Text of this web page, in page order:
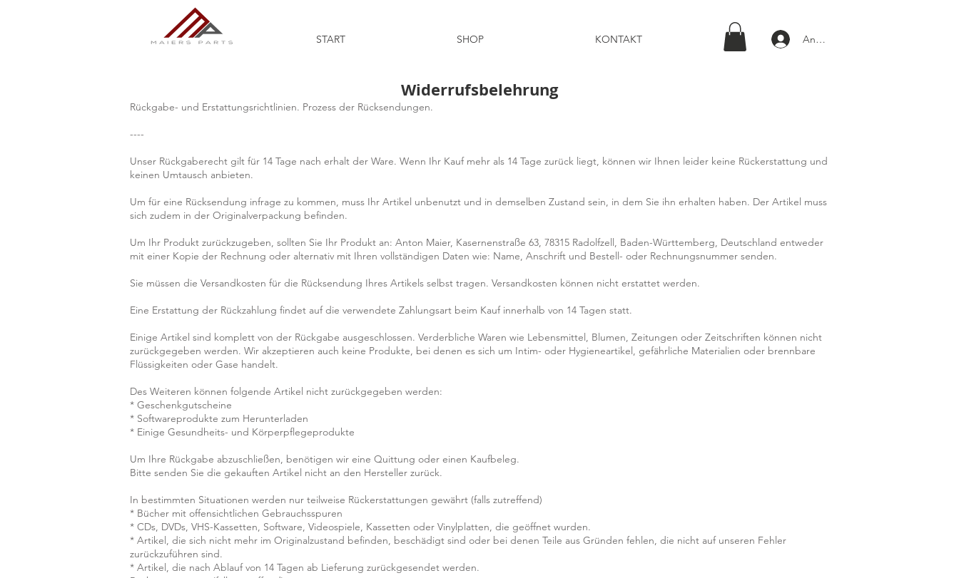
START SHOP KONTAKT Anmelden
Widerrufsbelehrung
Rückgabe- und Erstattungsrichtlinien. Prozess der Rücksendungen.
----
Unser Rückgaberecht gilt für 14 Tage nach erhalt der Ware. Wenn Ihr Kauf mehr als 14 Tage zurück liegt, können wir Ihnen leider keine Rückerstattung und
keinen Umtausch anbieten.
Um für eine Rücksendung infrage zu kommen, muss Ihr Artikel unbenutzt und in demselben Zustand sein, in dem Sie ihn erhalten haben. Der Artikel muss
sich zudem in der Originalverpackung befinden.
Um Ihr Produkt zurückzugeben, sollten Sie Ihr Produkt an: Anton Maier, Kasernenstraße 63, 78315 Radolfzell, Baden-Württemberg, Deutschland entweder
mit einer Kopie der Rechnung oder alternativ mit Ihren vollständigen Daten wie: Name, Anschrift und Bestell- oder Rechnungsnummer senden.
Sie müssen die Versandkosten für die Rücksendung Ihres Artikels selbst tragen. Versandkosten können nicht erstattet werden.
Eine Erstattung der Rückzahlung findet auf die verwendete Zahlungsart beim Kauf innerhalb von 14 Tagen statt.
Einige Artikel sind komplett von der Rückgabe ausgeschlossen. Verderbliche Waren wie Lebensmittel, Blumen, Zeitungen oder Zeitschriften können nicht
zurückgegeben werden. Wir akzeptieren auch keine Produkte, bei denen es sich um Intim- oder Hygieneartikel, gefährliche Materialien oder brennbare
Flüssigkeiten oder Gase handelt.
Des Weiteren können folgende Artikel nicht zurückgegeben werden:
* Geschenkgutscheine
* Softwareprodukte zum Herunterladen
* Einige Gesundheits- und Körperpflegeprodukte
Um Ihre Rückgabe abzuschließen, benötigen wir eine Quittung oder einen Kaufbeleg.
Bitte senden Sie die gekauften Artikel nicht an den Hersteller zurück.
In bestimmten Situationen werden nur teilweise Rückerstattungen gewährt (falls zutreffend)
* Bücher mit offensichtlichen Gebrauchsspuren
* CDs, DVDs, VHS-Kassetten, Software, Videospiele, Kassetten oder Vinylplatten, die geöffnet wurden.
* Artikel, die sich nicht mehr im Originalzustand befinden, beschädigt sind oder bei denen Teile aus Gründen fehlen, die nicht auf unseren Fehler
zurückzuführen sind.
* Artikel, die nach Ablauf von 14 Tagen ab Lieferung zurückgesendet werden.